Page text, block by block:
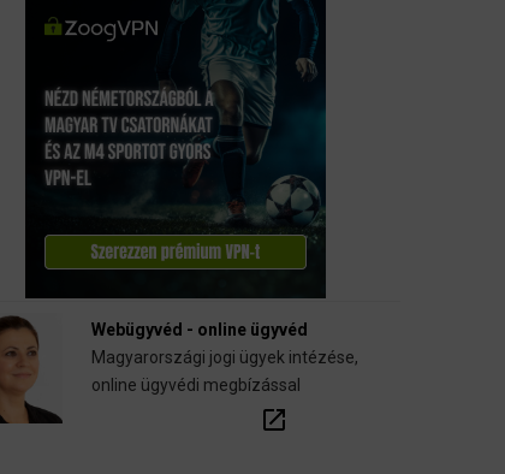
Webügyvéd - online ügyvéd
Magyarországi jogi ügyek intézése,
online ügyvédi megbízással
open_in_new